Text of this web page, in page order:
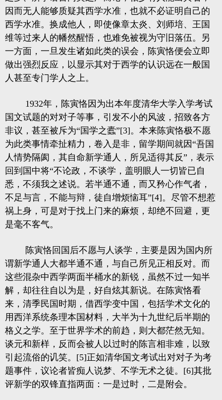
因而无人能够质疑其西学水准，也就不必证明自己的
西学水准。换成他人，即使像章太炎、刘师培、王国
维等过来人的幡然醒悟，也难免被视为守旧落伍。另
一方面，一旦发生诸如此类的误会，陈寅恪便会立即
做出强烈反应，以显示其对于西学的认识远在一般国
人甚至专门学人之上。
1932年，陈寅恪因为出本年度清华大学入学考试
国文试题的对对子等事，引发不小的风波，招致各方
非议，甚至被斥为“国学之蠹”[3]。本来陈寅恪极不愿
为此类事情牵扯精力，卷入是非，留学期间就因“吾国
人情势隔阂，其自命新学通人，所见适得其反”，表示
回到国中将“不论政，不谈学，盖明眼人一切皆已自
悉，不须我之述说。若半通不通，而又矜心作气者，
不足与言，不能与辩，徒自增烦恼耳”[4]。尽管不想惹
祸上身，可是对于找上门来的麻烦，却绝不回避，更
是毫不客气。
陈寅恪回国后不愿与人谈学，主要是因为国内所
谓新学通人大都半通不通，与自己所见正相反对。而
这些混杂中西学两面半桶水的新锐，虽然不过一知半
解，却往往自以为是，好自炫其新说。在陈寅恪看
来，清季民国时期，借西学变中国，包括学术文化的
用西洋系统条理本国材料，大半为十九世纪后半期的
格义之学。至于世界学术的前趋，则大都茫然无知。
谈元和新样，反而会被人以过时的陈言相非难，以致
引起流俗的讥笑。[5]正如清华国文考试出对对子为考
题事件，议论者皆痴人说梦、不学无术之徒。[6]其批
评新学的双锋直指两面：一是过时，二是附会。